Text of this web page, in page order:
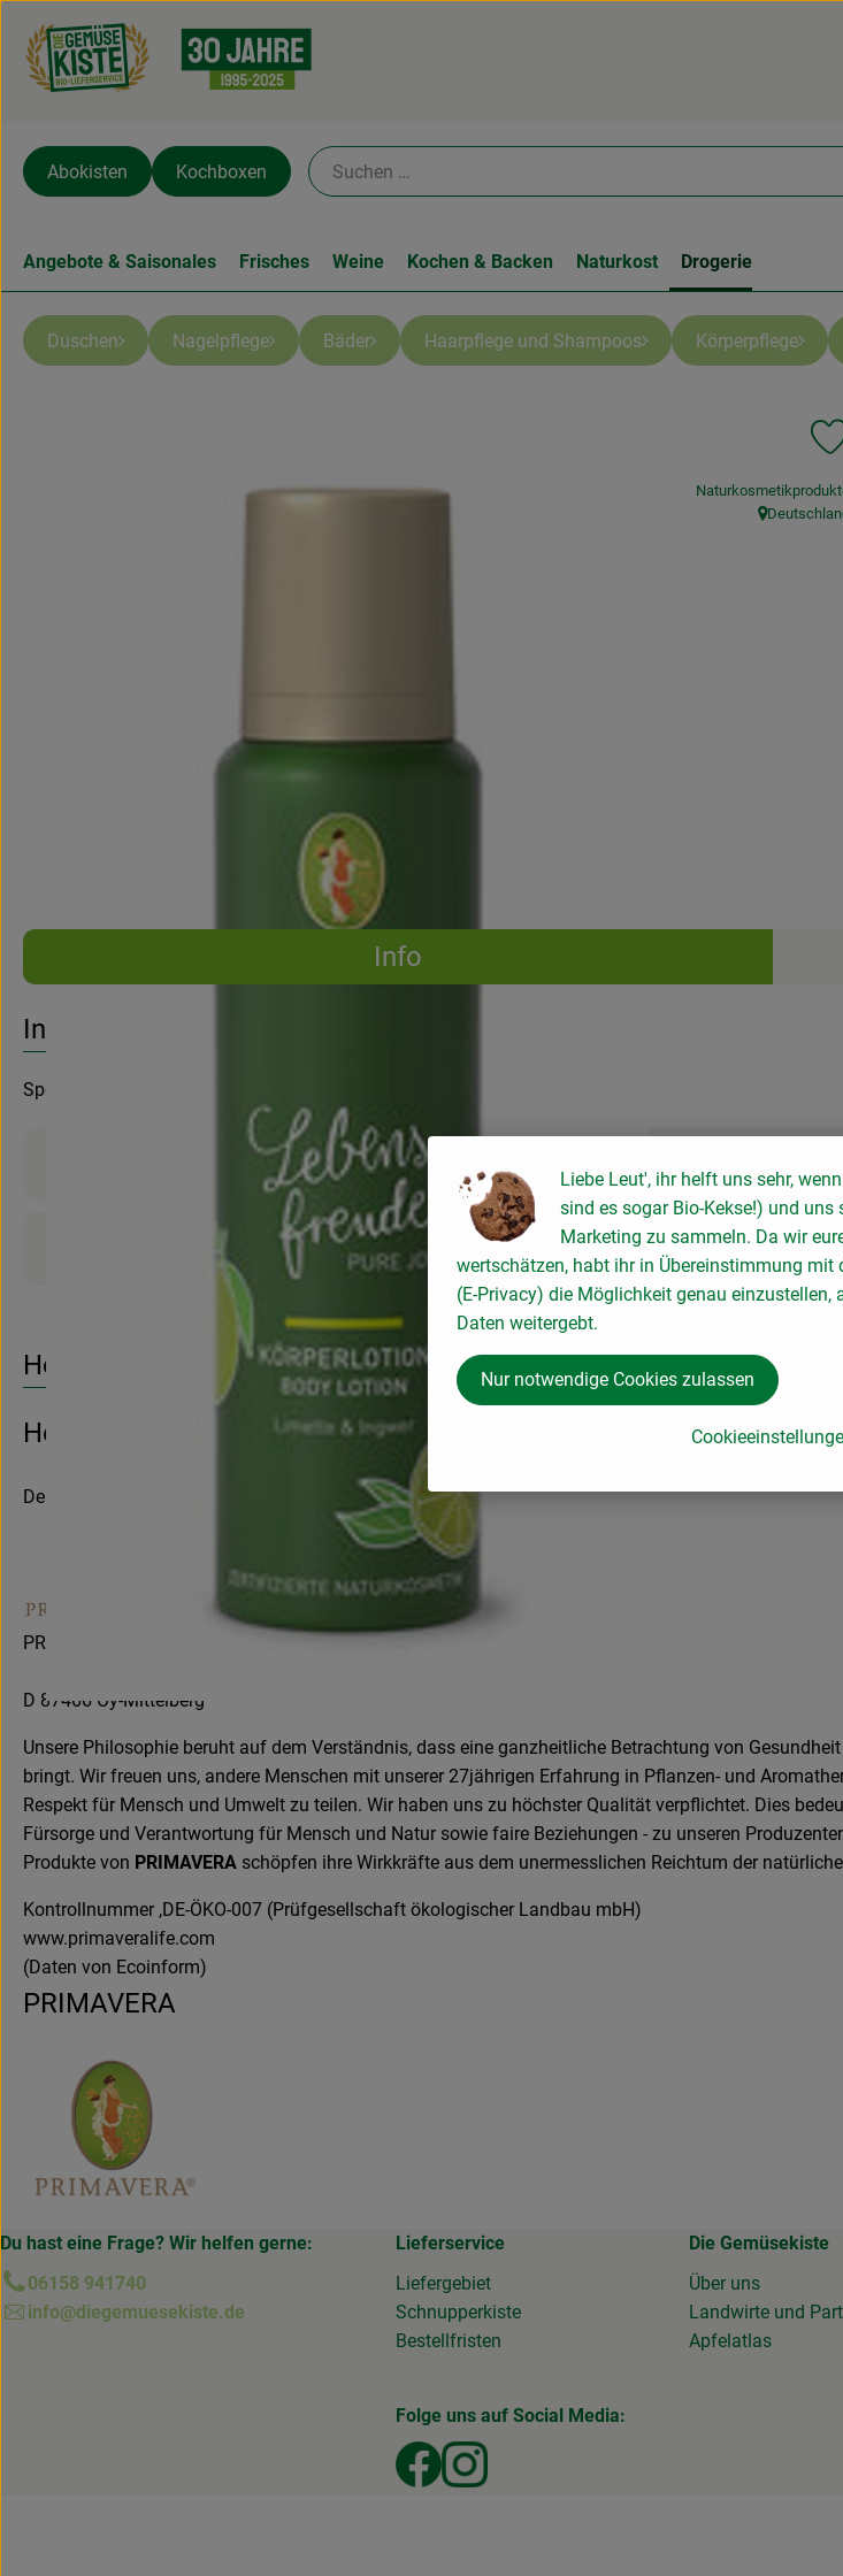
Abokisten Kochboxen
Angebote & Saisonales Frisches Weine Kochen & Backen Naturkost Drogerie
Duschen Nagelpflege Bäder Haarpflege und Shampoos Körperpflege
,
, Herkunft:
Rezepte
Info
Info
Spendet Feuchtigkeit & vitalisiert
Produktdatenblatt
Herkunft
Hersteller: PRIMAVERA
Deutschland
PRIMAVERA LIFE GMBH
D 87466 Oy-Mittelberg
Unsere Philosophie beruht auf dem Verständnis, dass eine ganzheitliche Betrachtung von
bringt. Wir freuen uns, andere Menschen mit unserer 27jährigen Erfahrung in Pflanzen- und
Respekt für Mensch und Umwelt zu teilen. Wir haben uns zu höchster Qualität verpflichtet. Dies
Fürsorge und Verantwortung für Mensch und Natur sowie faire Beziehungen - zu unseren
Produkte von PRIMAVERA schöpfen ihre Wirkkräfte aus dem unermesslichen Reichtum der
Kontrollnummer ,DE-ÖKO-007 (Prüfgesellschaft ökologischer Landbau mbH)
www.primaveralife.com
(Daten von Ecoinform)
PRIMAVERA
Du hast eine Frage? Wir helfen gerne:
06158 941740
info@diegemuesekiste.de
Lieferservice
Liefergebiet
Schnupperkiste
Bestellfristen
Die Gemüsekiste
Über uns
Landwirte und
Apfelatlas
Folge uns auf Social Media:
Externer Link zu https://www.facebook.com/
Externer Link zu https://
Liebe Leut', ihr helft uns sehr,
sind es sogar Bio-Kekse!) und
Marketing zu sammeln. Da wir
wertschätzen, habt ihr in Übereinstimmung mit
(E-Privacy) die Möglichkeit genau einzustellen,
Daten weitergebt.
Nur notwendige Cookies zulassen